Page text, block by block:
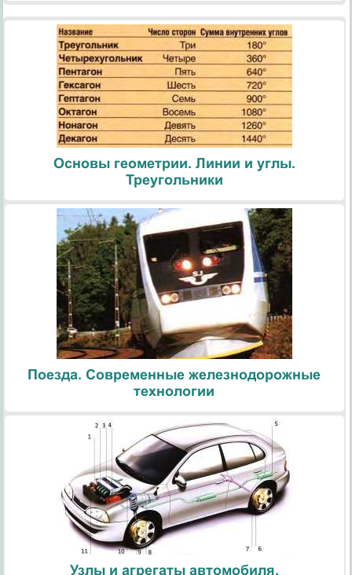
Основы геометрии. Линии и углы.
Треугольники
Поезда. Современные железнодорожные
технологии
Узлы и агрегаты автомобиля.